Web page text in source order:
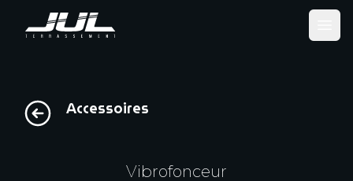
Accessoires
Vibrofonceur